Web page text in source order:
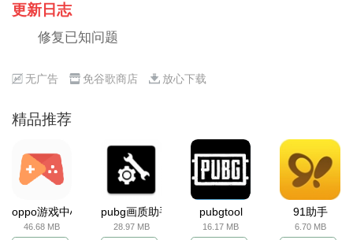
更新日志
修复已知问题
无广告 免谷歌商店 放心下载
精品推荐
oppo游戏中心
46.68 MB
pubg画质助手
28.97 MB
pubgtool
16.17 MB
91助手
6.70 MB